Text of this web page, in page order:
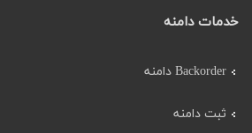
خدمات دامنه
Backorder دامنه
ثبت دامنه